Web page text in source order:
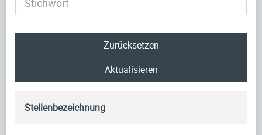
Zurücksetzen
Aktualisieren
Stellenbezeichnung